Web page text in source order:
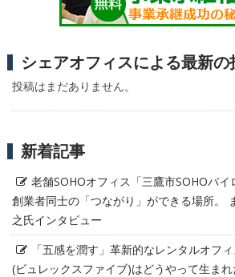
シェアオフィスによる最新の
投稿はまだありません。
新着記事
老舗SOHOオフィス「三鷹市SOHOパイ
創業者同士の「つながり」ができる場所。
之氏インタビュー
「五感を潤す」革新的なレンタルオフ
(ビュレックスファイブ)はどうやって生まれ